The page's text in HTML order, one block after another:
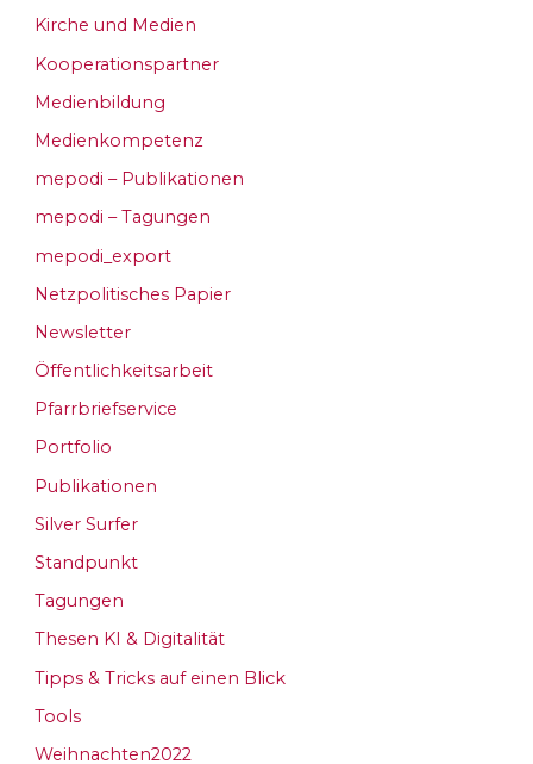
Kirche und Medien
Kooperationspartner
Medienbildung
Medienkompetenz
mepodi – Publikationen
mepodi – Tagungen
mepodi_export
Netzpolitisches Papier
Newsletter
Öffentlichkeitsarbeit
Pfarrbriefservice
Portfolio
Publikationen
Silver Surfer
Standpunkt
Tagungen
Thesen KI & Digitalität
Tipps & Tricks auf einen Blick
Tools
Weihnachten2022